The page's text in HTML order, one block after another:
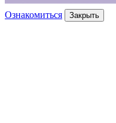
Ознакомиться Закрыть